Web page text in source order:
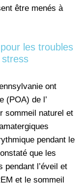
être menés à
les troubles
ont
(POA) de l’
sommeil naturel et
pendant le
que les
pendant l’éveil et
et le sommeil